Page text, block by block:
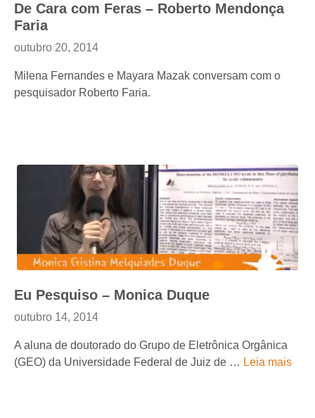
De Cara com Feras – Roberto Mendonça
Faria
outubro 20, 2014
Milena Fernandes e Mayara Mazak conversam com o
pesquisador Roberto Faria.
Eu Pesquiso – Monica Duque
outubro 14, 2014
A aluna de doutorado do Grupo de Eletrônica Orgânica
(GEO) da Universidade Federal de Juiz de … Leia mais